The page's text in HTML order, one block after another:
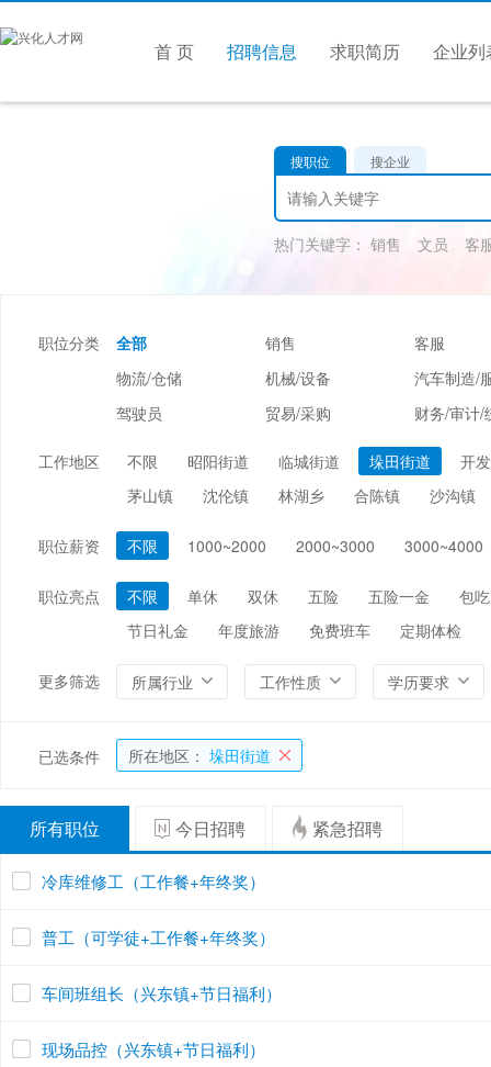
首 页 招聘信息 求职简历 企业列
搜职位 搜企业
热门关键字： 销售 文员 客
职位分类 全部 销售
客服
物流/仓储
机械/设备
汽车制造/
驾驶员
贸易/采购
财务/审计/
娱乐/休闲
市场/媒介/公关
广告/会展/咨询
服装/纺织
能源/电力/矿产
环保
工作地区 不限 昭阳街道 临城街道 垛田街道
开
茅山镇
沈伦镇 林湖乡 合陈镇 沙沟镇
职位薪资 不限 1000~2000 2000~3000 3000~4000
职位亮点 不限 单休 双休 五险 五险一金
包吃
节日礼金
年度旅游 免费班车 定期体检
更多筛选 所属行业 工作性质 学历要求
已选条件 所在地区： 垛田街道
所有职位 今日招聘 紧急招聘
冷库维修工（工作餐+年终奖）
普工（可学徒+工作餐+年终奖）
车间班组长（兴东镇+节日福利）
现场品控（兴东镇+节日福利）